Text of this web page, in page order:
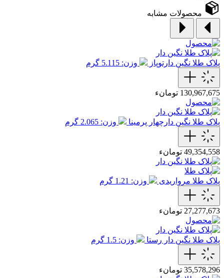
محصولات مشابه
پلاک طلا نگین دارتوپاز وزن: 5.115 گرم
130,967,675 تومانء
پلاک طلا نگین دارچهار پرمینا وزن: 2.065 گرم
49,354,558 تومانء
پلاک طلا مرواریدی وزن: 1.21 گرم
27,277,673 تومانء
پلاک طلا نگین دار رستا وزن: 1.5 گرم
35,578,296 تومانء